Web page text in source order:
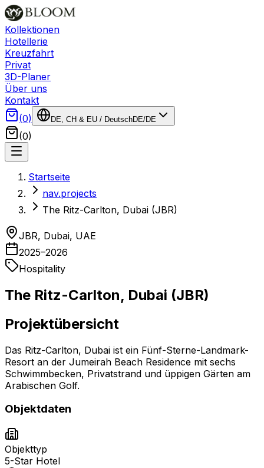
Kollektionen
Hotellerie
Kreuzfahrt
Privat
3D-Planer
Über uns
Kontakt
(0) DE, CH & EU / DeutschDE/DE
(0)
Startseite
nav.projects
The Ritz-Carlton, Dubai (JBR)
JBR, Dubai, UAE
2025–2026
Hospitality
The Ritz-Carlton, Dubai (JBR)
Projektübersicht
Das Ritz-Carlton, Dubai ist ein Fünf-Sterne-Landmark-
Resort an der Jumeirah Beach Residence mit sechs
Schwimmbecken, Privatstrand und üppigen Gärten am
Arabischen Golf.
Objektdaten
Objekttyp
5-Star Hotel